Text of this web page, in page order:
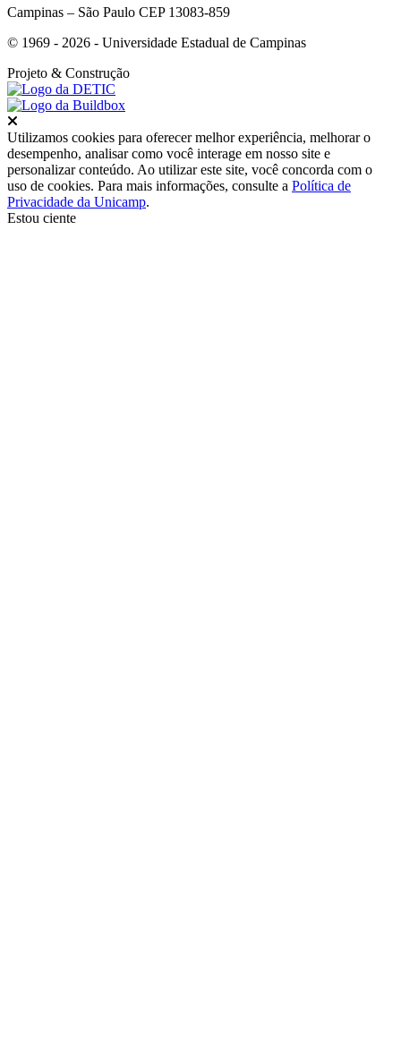
Campinas – São Paulo CEP 13083-859
© 1969 - 2026 - Universidade Estadual de Campinas
Projeto & Construção
Utilizamos cookies para oferecer melhor experiência, melhorar o
desempenho, analisar como você interage em nosso site e
personalizar conteúdo. Ao utilizar este site, você concorda com o
uso de cookies. Para mais informações, consulte a Política de
Privacidade da Unicamp.
Estou ciente